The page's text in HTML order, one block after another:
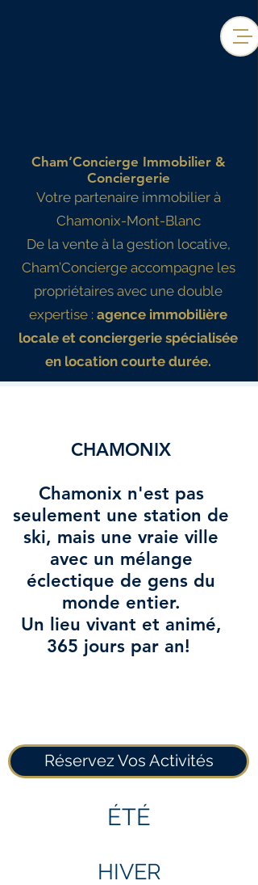
Cham’Concierge Immobilier &
Conciergerie
Votre partenaire immobilier à
Chamonix-Mont-Blanc
De la vente à la gestion locative,
Cham’Concierge accompagne les
propriétaires avec une double
expertise : agence immobilière
locale et conciergerie spécialisée
en location courte durée.
CHAMONIX
Chamonix n'est pas
seulement une station de
ski, mais une vraie ville
avec un mélange
éclectique de gens du
monde entier.
Un lieu vivant et animé,
365 jours par an!
Réservez Vos Activités
ÉTÉ
HIVER